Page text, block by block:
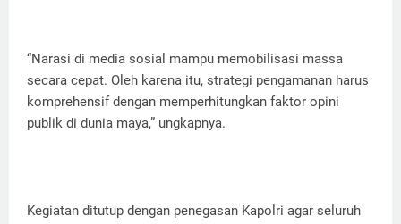
“Narasi di media sosial mampu memobilisasi massa
secara cepat. Oleh karena itu, strategi pengamanan harus
komprehensif dengan memperhitungkan faktor opini
publik di dunia maya,” ungkapnya.
Kegiatan ditutup dengan penegasan Kapolri agar seluruh